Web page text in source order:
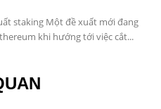
staking Một đề xuất mới đang
khi hướng tới việc cắt...